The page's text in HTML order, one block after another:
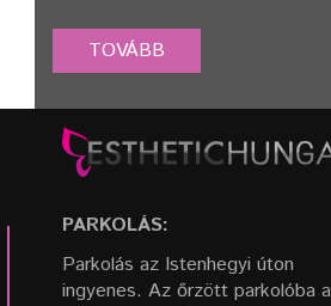
PARKOLÁS:
Parkolás az Istenhegyi úton
ingyenes. Az őrzött parkolóba a